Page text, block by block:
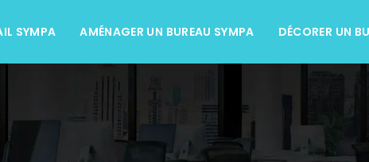
SYMPA AMÉNAGER UN BUREAU SYMPA DÉCORER UN